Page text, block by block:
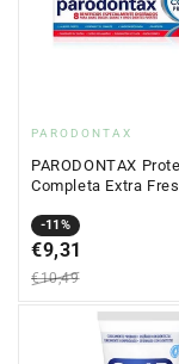
Proveedor:
PARODONTAX
PARODONTAX
Completa Extra
-11%
Precio
en
oferta
€9,31
Precio
regular
€10,49